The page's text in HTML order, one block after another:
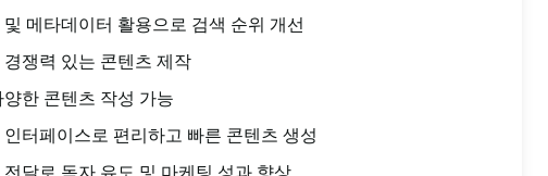
메타데이터 활용으로 검색 순위 개선
쟁력 있는 콘텐츠 제작
한 콘텐츠 작성 가능
터페이스로 편리하고 빠른 콘텐츠 생성